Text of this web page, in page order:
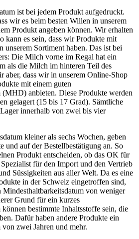
ist bei jedem Produkt aufgedruckt.
wir es beim besten Willen in unserem
Produkt angeben können. Wir erhalten
kann es sein, dass wir Produkte mit
Sortiment haben. Das ist bei
Die Milch vorne im Regal hat ein
als die Milch im hinteren Teil des
aber, dass wir in unserem Online-Shop
mit einem guten
anbieten. Diese Produkte werden
gelagert (15 bis 17 Grad). Sämtliche
innerhalb von zwei bis vier
kleiner als sechs Wochen, geben
und auf der Bestellbestätigung an. So
Produkt entscheiden, ob das OK für
für den Import und den Vertrieb
Süssigkeiten aus aller Welt. Da es eine
in der Schweiz eingetroffen sind,
Mindesthaltbarkeitsdatum von weniger
Grund für ein kurzes
bestimmte Inhaltsstoffe sein, die
Dafür haben andere Produkte ein
zwei Jahren und mehr.